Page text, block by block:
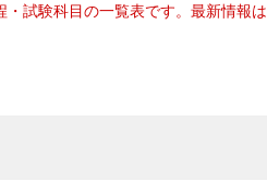
試験科目の一覧表です。最新情報は